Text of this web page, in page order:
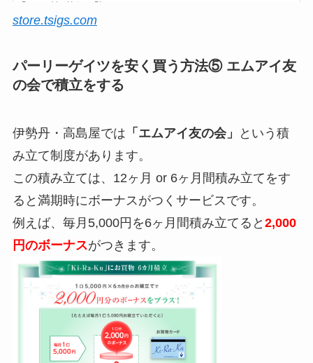
store.tsigs.com
パーリーゲイツを安く買う方法⑤ エムアイ友
の会で積立をする
伊勢丹・高島屋では 「エムアイ友の会」
という積
み立て制度があります。
この積み立ては、12ヶ月 or 6ヶ月間積み立てをす
ると満期時にボーナスがつくサービスです。
例えば、毎月5,000円を6ヶ月間積み立てると 2,000
円のボーナスがつきます。